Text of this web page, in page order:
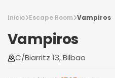
Inicio Escape Room Vampiros
Vampiros
C/Biarritz 13, Bilbao